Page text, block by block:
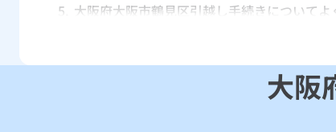
5. 大阪府大阪市鶴見区引越し手続きについてよ
大阪